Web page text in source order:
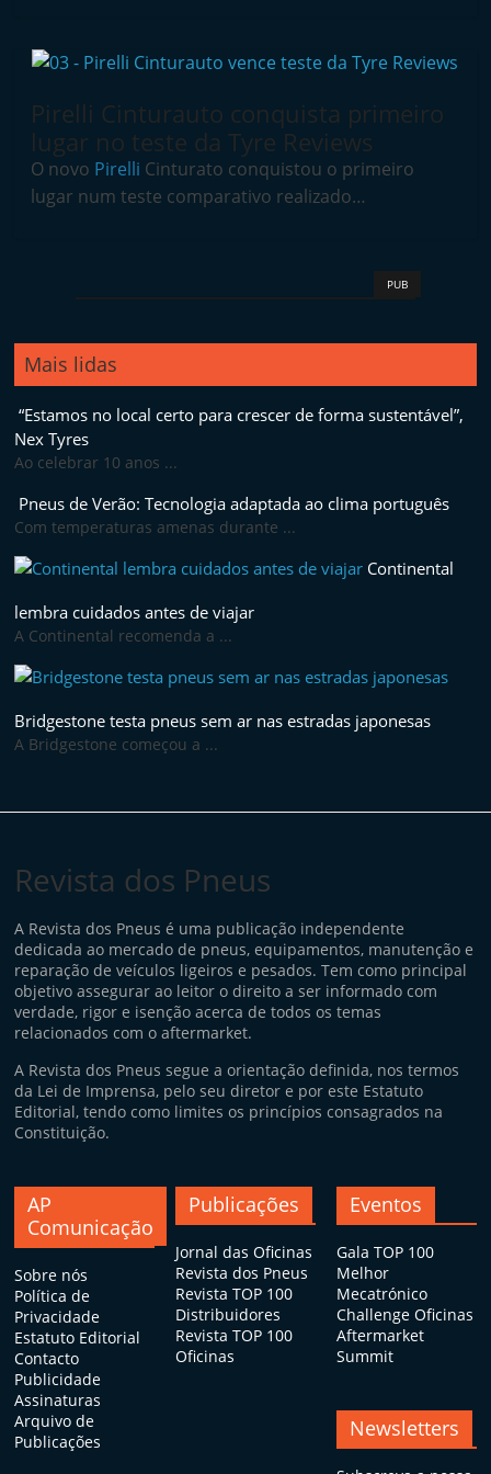
d
e
p
e
e
d
n
e
u
e
e
r
v
ç
s
á
p
i
d
s
Pirelli Cinturauto conquista primeiro
lugar no teste da Tyre Reviews
O novo Pirelli Cinturato conquistou o primeiro
lugar num teste comparativo realizado…
PUB
Mais lidas
“Estamos no local certo para crescer de forma sustentável”,
Nex Tyres
Ao celebrar 10 anos ...
Pneus de Verão: Tecnologia adaptada ao clima português
Com temperaturas amenas durante ...
Continental
lembra cuidados antes de viajar
A Continental recomenda a ...
Bridgestone testa pneus sem ar nas estradas japonesas
A Bridgestone começou a ...
Revista dos Pneus
A Revista dos Pneus é uma publicação independente
dedicada ao mercado de pneus, equipamentos, manutenção e
reparação de veículos ligeiros e pesados. Tem como principal
objetivo assegurar ao leitor o direito a ser informado com
verdade, rigor e isenção acerca de todos os temas
relacionados com o aftermarket.
A Revista dos Pneus segue a orientação definida, nos termos
da Lei de Imprensa, pelo seu diretor e por este Estatuto
Editorial, tendo como limites os princípios consagrados na
Constituição.
AP
Comunicação
Sobre nós
Política de
Privacidade
Estatuto Editorial
Contacto
Publicidade
Assinaturas
Arquivo de
Publicações
Publicações
Jornal das Oficinas
Revista dos Pneus
Revista TOP 100
Distribuidores
Revista TOP 100
Oficinas
Eventos
Gala TOP 100
Melhor
Mecatrónico
Challenge Oficinas
Aftermarket
Summit
Newsletters